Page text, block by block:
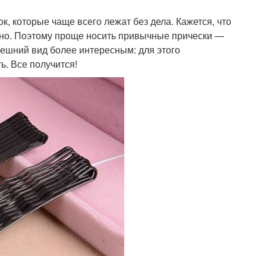
которые чаще всего лежат без дела. Кажется, что
Поэтому проще носить привычные прически —
вид более интересным: для этого
Все получится!